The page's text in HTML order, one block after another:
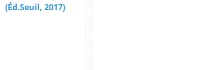
(Éd.Seuil, 2017)